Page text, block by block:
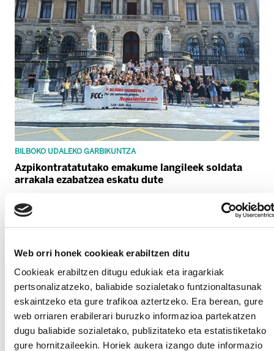
Web orri honek cookieak erabiltzen ditu
Cookieak erabiltzen ditugu edukiak eta iragarkiak
pertsonalizatzeko, baliabide sozialetako funtzionaltasunak
eskaintzeko eta gure trafikoa aztertzeko. Era berean, gure
web orriaren erabilerari buruzko informazioa partekatzen
dugu baliabide sozialetako, publizitateko eta estatistiketako
gure hornitzaileekin. Horiek aukera izango dute informazio
BILBOKO UDALEKO GARBIKUNTZA
Azpikontratatutako emakume langileek soldata
arrakala ezabatzea eskatu dute